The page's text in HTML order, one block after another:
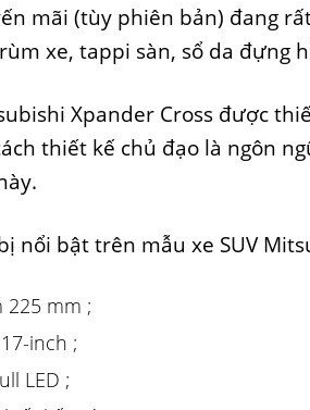
mãi (tùy phiên bản) đang
xe, tappi sàn, sổ da đựng
Xpander Cross được
thiết kế chủ đạo là ngôn
nổi bật trên mẫu xe SUV
225 mm ;
inch ;
LED ;